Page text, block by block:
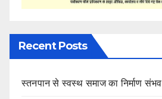
Recent Posts
स्तनपान से स्वस्थ समाज का निर्माण संभव